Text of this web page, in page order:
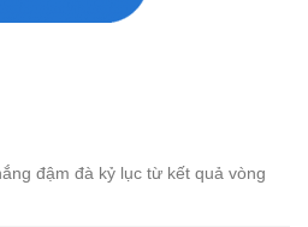
đậm đà kỷ lục từ kết quả vòng